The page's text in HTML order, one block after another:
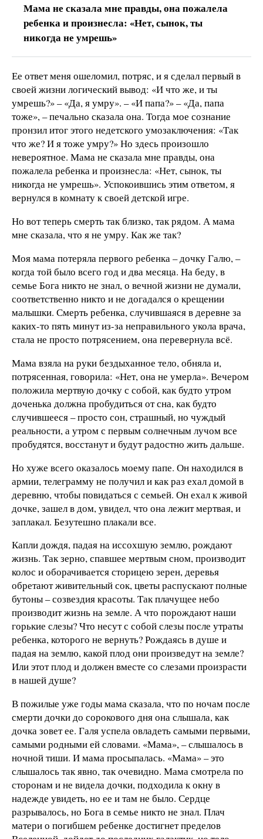
Мама не сказала мне правды, она пожалела
ребенка и произнесла: «Нет, сынок, ты
никогда не умрешь»
Ее ответ меня ошеломил, потряс, и я сделал первый в
своей жизни логический вывод: «И что же, и ты
умрешь?» – «Да, я умру». – «И папа?» – «Да, папа
тоже», – печально сказала она. Тогда мое сознание
пронзил итог этого недетского умозаключения: «Так
что же? И я тоже умру?» Но здесь произошло
невероятное. Мама не сказала мне правды, она
пожалела ребенка и произнесла: «Нет, сынок, ты
никогда не умрешь». Успокоившись этим ответом, я
вернулся в комнату к своей детской игре.
Но вот теперь смерть так близко, так рядом. А мама
мне сказала, что я не умру. Как же так?
Моя мама потеряла первого ребенка – дочку Галю, –
когда той было всего год и два месяца. На беду, в
семье Бога никто не знал, о вечной жизни не думали,
соответственно никто и не догадался о крещении
малышки. Смерть ребенка, случившаяся в деревне за
каких-то пять минут из-за неправильного укола врача,
стала не просто потрясением, она перевернула всё.
Мама взяла на руки бездыханное тело, обняла и,
потрясенная, говорила: «Нет, она не умерла». Вечером
положила мертвую дочку с собой, как будто утром
доченька должна пробудиться от сна, как будто
случившееся – просто сон, страшный, но чуждый
реальности, а утром с первым солнечным лучом все
пробудятся, восстанут и будут радостно жить дальше.
Но хуже всего оказалось моему папе. Он находился в
армии, телеграмму не получил и как раз ехал домой в
деревню, чтобы повидаться с семьей. Он ехал к живой
дочке, зашел в дом, увидел, что она лежит мертвая, и
заплакал. Безутешно плакали все.
Капли дождя, падая на иссохшую землю, рождают
жизнь. Так зерно, спавшее мертвым сном, производит
колос и оборачивается сторицею зерен, деревья
обретают живительный сок, цветы распускают полные
бутоны – созвездия красоты. Так плачущее небо
производит жизнь на земле. А что порождают наши
горькие слезы? Что несут с собой слезы после утраты
ребенка, которого не вернуть? Рождаясь в душе и
падая на землю, какой плод они произведут на земле?
Или этот плод и должен вместе со слезами произрасти
в нашей душе?
В пожилые уже годы мама сказала, что по ночам после
смерти дочки до сорокового дня она слышала, как
дочка зовет ее. Галя успела овладеть самыми первыми,
самыми родными ей словами. «Мама», – слышалось в
ночной тиши. И мама просыпалась. «Мама» – это
слышалось так явно, так очевидно. Мама смотрела по
сторонам и не видела дочки, подходила к окну в
надежде увидеть, но ее и там не было. Сердце
разрывалось, но Бога в семье никто не знал. Плач
матери о погибшем ребенке достигнет пределов